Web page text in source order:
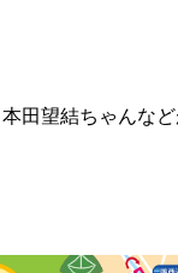
田望結ちゃんなど